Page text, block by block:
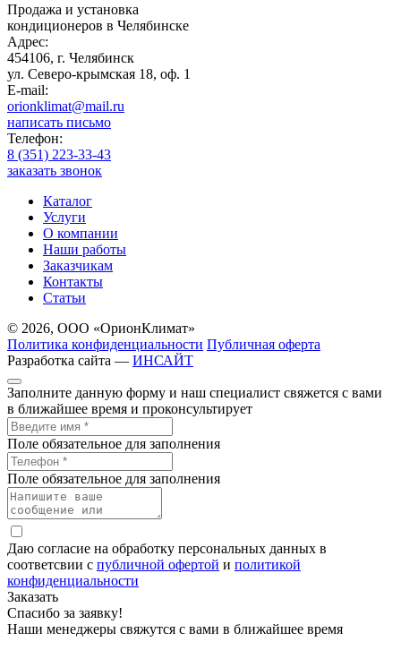
Продажа и установка
кондиционеров в Челябинске
Адрес:
454106, г. Челябинск
ул. Северо-крымская 18, оф. 1
E-mail:
orionklimat@mail.ru
написать письмо
Телефон:
8 (351) 223-33-43
заказать звонок
Каталог
Услуги
О компании
Наши работы
Заказчикам
Контакты
Статьи
© 2026, ООО «ОрионКлимат»
Политика конфиденциальности Публичная оферта
Разработка сайта — ИНСАЙТ
Заполните данную форму и наш специалист свяжется с вами
в ближайшее время и проконсультирует
Поле обязательное для заполнения
Поле обязательное для заполнения
Даю согласие на обработку персональных данных в
соответсвии с публичной офертой и политикой
конфиденциальности
Заказать
Спасибо за заявку!
Наши менеджеры свяжутся с вами в ближайшее время